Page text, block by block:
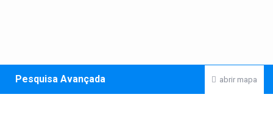
abrir mapa
Pesquisa Avançada